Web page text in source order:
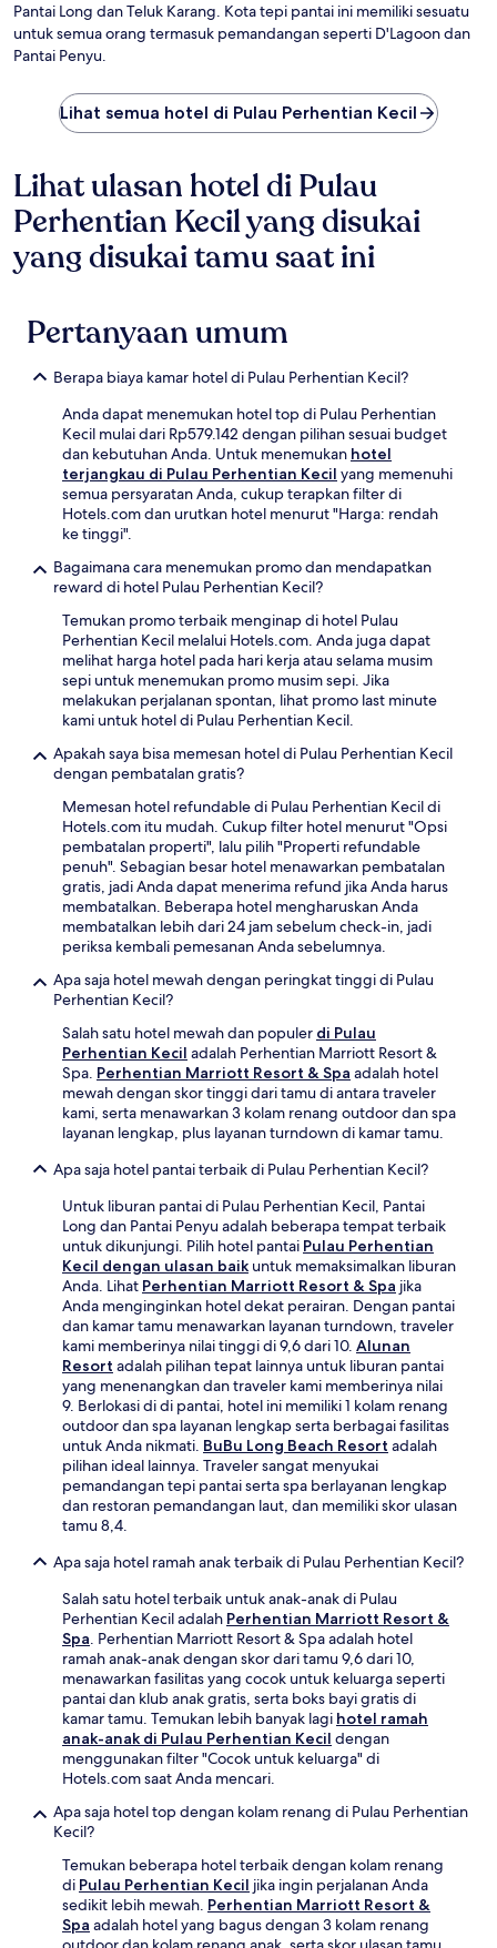
Pantai Long dan Teluk Karang. Kota tepi pantai ini memiliki sesuatu
untuk semua orang termasuk pemandangan seperti D'Lagoon dan
Pantai Penyu.
Lihat semua hotel di Pulau Perhentian Kecil
Lihat ulasan hotel di Pulau
Perhentian Kecil yang disukai
yang disukai tamu saat ini
Pertanyaan umum
Berapa biaya kamar hotel di Pulau Perhentian Kecil?
Anda dapat menemukan hotel top di Pulau Perhentian
Kecil mulai dari Rp579.142 dengan pilihan sesuai budget
dan kebutuhan Anda. Untuk menemukan hotel
terjangkau di Pulau Perhentian Kecil yang memenuhi
semua persyaratan Anda, cukup terapkan filter di
Hotels.com dan urutkan hotel menurut "Harga: rendah
ke tinggi".
Bagaimana cara menemukan promo dan mendapatkan
reward di hotel Pulau Perhentian Kecil?
Temukan promo terbaik menginap di hotel Pulau
Perhentian Kecil melalui Hotels.com. Anda juga dapat
melihat harga hotel pada hari kerja atau selama musim
sepi untuk menemukan promo musim sepi. Jika
melakukan perjalanan spontan, lihat promo last minute
kami untuk hotel di Pulau Perhentian Kecil.
Apakah saya bisa memesan hotel di Pulau Perhentian Kecil
dengan pembatalan gratis?
Memesan hotel refundable di Pulau Perhentian Kecil di
Hotels.com itu mudah. Cukup filter hotel menurut "Opsi
pembatalan properti", lalu pilih "Properti refundable
penuh". Sebagian besar hotel menawarkan pembatalan
gratis, jadi Anda dapat menerima refund jika Anda harus
membatalkan. Beberapa hotel mengharuskan Anda
membatalkan lebih dari 24 jam sebelum check-in, jadi
periksa kembali pemesanan Anda sebelumnya.
Apa saja hotel mewah dengan peringkat tinggi di Pulau
Perhentian Kecil?
Salah satu hotel mewah dan populer di Pulau
Perhentian Kecil adalah Perhentian Marriott Resort &
Spa. Perhentian Marriott Resort & Spa adalah hotel
mewah dengan skor tinggi dari tamu di antara traveler
kami, serta menawarkan 3 kolam renang outdoor dan spa
layanan lengkap, plus layanan turndown di kamar tamu.
Apa saja hotel pantai terbaik di Pulau Perhentian Kecil?
Untuk liburan pantai di Pulau Perhentian Kecil, Pantai
Long dan Pantai Penyu adalah beberapa tempat terbaik
untuk dikunjungi. Pilih hotel pantai Pulau Perhentian
Kecil dengan ulasan baikuntuk memaksimalkan liburan
Anda. Lihat Perhentian Marriott Resort & Spa jika
Anda menginginkan hotel dekat perairan. Dengan pantai
dan kamar tamu menawarkan layanan turndown, traveler
kami memberinya nilai tinggi di 9,6 dari 10. Alunan
Resort adalah pilihan tepat lainnya untuk liburan pantai
yang menenangkan dan traveler kami memberinya nilai
9. Berlokasi di di pantai, hotel ini memiliki 1 kolam renang
outdoor dan spa layanan lengkap serta berbagai fasilitas
untuk Anda nikmati. BuBu Long Beach Resort adalah
pilihan ideal lainnya. Traveler sangat menyukai
pemandangan tepi pantai serta spa berlayanan lengkap
dan restoran pemandangan laut, dan memiliki skor ulasan
tamu 8,4.
Apa saja hotel ramah anak terbaik di Pulau Perhentian Kecil?
Salah satu hotel terbaik untuk anak-anak di Pulau
Perhentian Kecil adalah Perhentian Marriott Resort &
Spa. Perhentian Marriott Resort & Spa adalah hotel
ramah anak-anak dengan skor dari tamu 9,6 dari 10,
menawarkan fasilitas yang cocok untuk keluarga seperti
pantai dan klub anak gratis, serta boks bayi gratis di
kamar tamu. Temukan lebih banyak lagi hotel ramah
anak-anak di Pulau Perhentian Kecil dengan
menggunakan filter "Cocok untuk keluarga" di
Hotels.com saat Anda mencari.
Apa saja hotel top dengan kolam renang di Pulau Perhentian
Kecil?
Temukan beberapa hotel terbaik dengan kolam renang
di Pulau Perhentian Kecil jika ingin perjalanan Anda
sedikit lebih mewah. Perhentian Marriott Resort &
Spa adalah hotel yang bagus dengan 3 kolam renang